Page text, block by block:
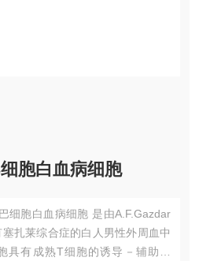
胞白血病细胞
细胞白血病细胞 是由A.F.Gazdar
扎莱综合症的白人男性外周血中
具有成熟T细胞的诱导－辅助特